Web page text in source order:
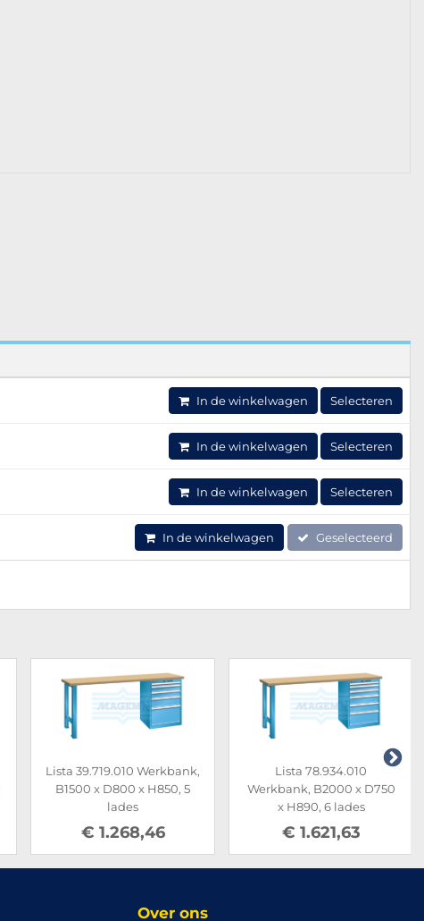
In de winkelwagen Selecteren
In de winkelwagen Selecteren
In de winkelwagen Selecteren
In de winkelwagen Geselecteerd
Lista 39.719.010 Werkbank,
B1500 x D800 x H850, 5
lades
€ 1.268,46
Lista 78.934.010
Werkbank, B2000 x D750
x H890, 6 lades
€ 1.621,63
Over ons